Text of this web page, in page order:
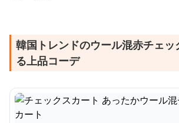
韓国トレンドのウール混赤チェッ
る上品コーデ